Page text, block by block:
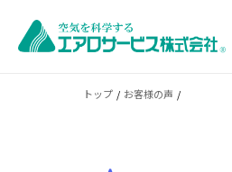
トップ お客様の声